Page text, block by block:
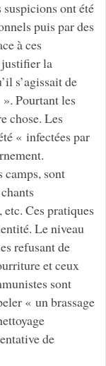
ont été
puis par des
à ces
justifier la
s’agissait de
Pourtant les
chose. Les
« infectées par
camps, sont
Ces pratiques
Le niveau
refusant de
et ceux
sont
« un brassage
de